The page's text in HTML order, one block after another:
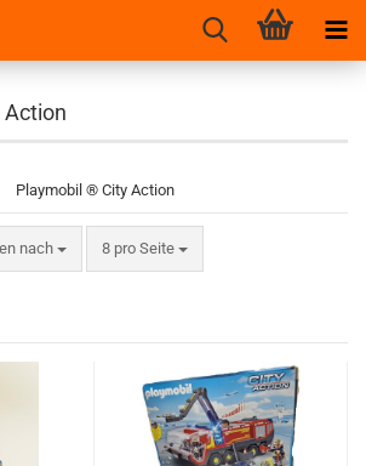
Playmobil ® City Action
nach
nach 8 pro Seite
pro Seite